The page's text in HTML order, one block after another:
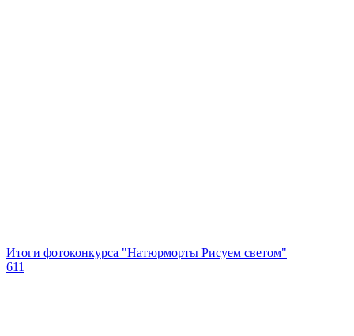
Итоги фотоконкурса "Натюрморты Рисуем светом"
611